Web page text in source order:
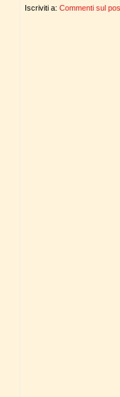
Iscriviti a: Commenti sul